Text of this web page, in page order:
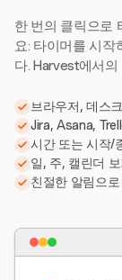
한 번의 클릭으로
요: 타이머를 시작
다. Harvest에서
브라우저, 데스
Jira, Asana,
시간 또는 시작/
일, 주, 캘린더
친절한 알림으